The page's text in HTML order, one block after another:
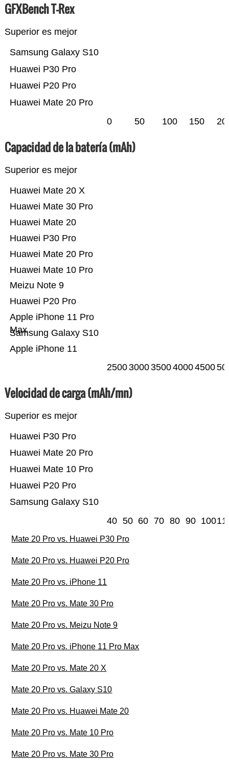
GFXBench T-Rex
Superior es mejor
Huawei Mate 20 Pro
Huawei P20 Pro
Huawei P30 Pro
Samsung Galaxy S10
0 50 100 150
Capacidad de la batería (mAh)
Superior es mejor
Apple iPhone 11
Samsung Galaxy S10
Apple iPhone 11 Pro
Max
Huawei P20 Pro
Meizu Note 9
Huawei Mate 10 Pro
Huawei Mate 20 Pro
Huawei P30 Pro
Huawei Mate 20
Huawei Mate 30 Pro
Huawei Mate 20 X
25003000350040004500
Velocidad de carga (mAh/mn)
Superior es mejor
Samsung Galaxy S10
Huawei P20 Pro
Huawei Mate 10 Pro
Huawei Mate 20 Pro
Huawei P30 Pro
40 50 60 70 80 90 100
Mate 20 Pro vs. Huawei P30 Pro
Mate 20 Pro vs. Huawei P20 Pro
Mate 20 Pro vs. iPhone 11
Mate 20 Pro vs. Mate 30 Pro
Mate 20 Pro vs. Meizu Note 9
Mate 20 Pro vs. iPhone 11 Pro Max
Mate 20 Pro vs. Mate 20 X
Mate 20 Pro vs. Galaxy S10
Mate 20 Pro vs. Huawei Mate 20
Mate 20 Pro vs. Mate 10 Pro
Mate 20 Pro vs. Mate 30 Pro